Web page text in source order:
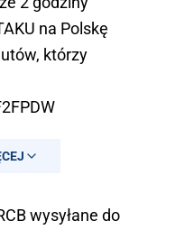
na Polskę
którzy
wysyłane do